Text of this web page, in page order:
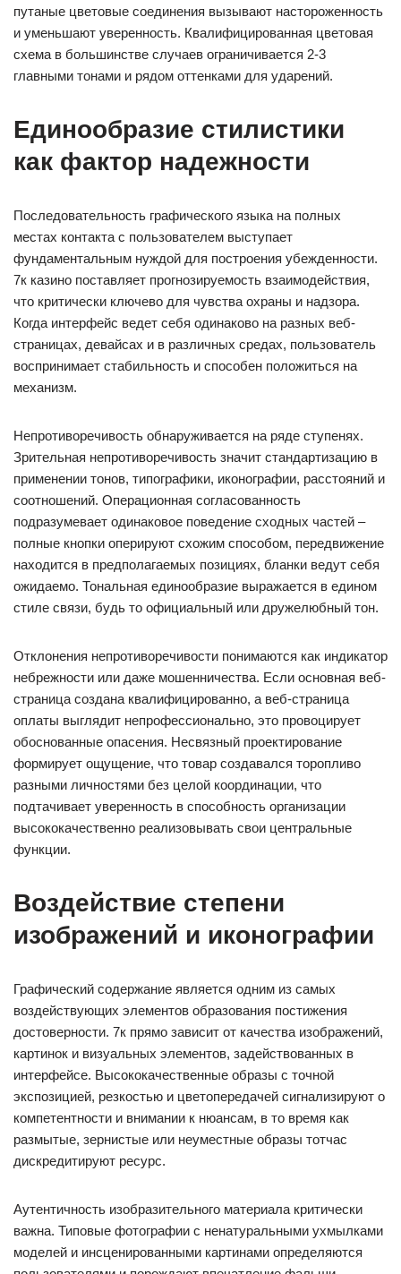
путаные цветовые соединения вызывают настороженность
и уменьшают уверенность. Квалифицированная цветовая
схема в большинстве случаев ограничивается 2-3
главными тонами и рядом оттенками для ударений.
Единообразие стилистики
как фактор надежности
Последовательность графического языка на полных
местах контакта с пользователем выступает
фундаментальным нуждой для построения убежденности.
7к казино поставляет прогнозируемость взаимодействия,
что критически ключево для чувства охраны и надзора.
Когда интерфейс ведет себя одинаково на разных веб-
страницах, девайсах и в различных средах, пользователь
воспринимает стабильность и способен положиться на
механизм.
Непротиворечивость обнаруживается на ряде ступенях.
Зрительная непротиворечивость значит стандартизацию в
применении тонов, типографики, иконографии, расстояний и
соотношений. Операционная согласованность
подразумевает одинаковое поведение сходных частей –
полные кнопки оперируют схожим способом, передвижение
находится в предполагаемых позициях, бланки ведут себя
ожидаемо. Тональная единообразие выражается в едином
стиле связи, будь то официальный или дружелюбный тон.
Отклонения непротиворечивости понимаются как индикатор
небрежности или даже мошенничества. Если основная веб-
страница создана квалифицированно, а веб-страница
оплаты выглядит непрофессионально, это провоцирует
обоснованные опасения. Несвязный проектирование
формирует ощущение, что товар создавался торопливо
разными личностями без целой координации, что
подтачивает уверенность в способность организации
высококачественно реализовывать свои центральные
функции.
Воздействие степени
изображений и иконографии
Графический содержание является одним из самых
воздействующих элементов образования постижения
достоверности. 7к прямо зависит от качества изображений,
картинок и визуальных элементов, задействованных в
интерфейсе. Высококачественные образы с точной
экспозицией, резкостью и цветопередачей сигнализируют о
компетентности и внимании к нюансам, в то время как
размытые, зернистые или неуместные образы тотчас
дискредитируют ресурс.
Аутентичность изобразительного материала критически
важна. Типовые фотографии с ненатуральными ухмылками
моделей и инсценированными картинами определяются